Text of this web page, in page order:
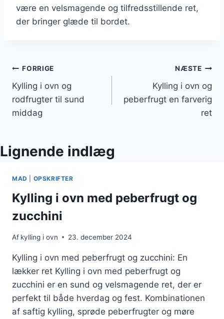
være en velsmagende og tilfredsstillende ret,
der bringer glæde til bordet.
Indlægsnavigation
FORRIGE
Kylling i ovn og
rodfrugter til sund
middag
NÆSTE
Kylling i ovn og
peberfrugt en farverig
ret
Lignende indlæg
MAD OPSKRIFTER
Kylling i ovn med peberfrugt og
zucchini
Af kylling i ovn 23. december 2024
Kylling i ovn med peberfrugt og zucchini: En
lækker ret Kylling i ovn med peberfrugt og
zucchini er en sund og velsmagende ret, der er
perfekt til både hverdag og fest. Kombinationen
af saftig kylling, sprøde peberfrugter og møre